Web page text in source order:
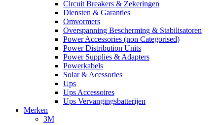
Circuit Breakers & Zekeringen
Diensten & Garanties
Omvormers
Overspanning Bescherming & Stabilisatoren
Power Accessories (non Categorised)
Power Distribution Units
Power Supplies & Adapters
Powerkabels
Solar & Acessories
Ups
Ups Accessoires
Ups Vervangingsbatterijen
Merken
3M